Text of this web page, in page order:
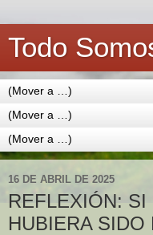
Todo
16 DE ABRIL DE 2025
REFLEXIÓN: SI
HUBIERA SIDO